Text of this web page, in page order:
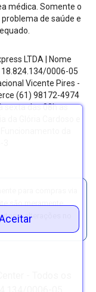
médica. Somente o
de saúde e
LTDA | Nome
18.824.134/0006-05
Vicente Pires -
(61) 98172-4974
sexta das 08h as
da Glória Cardoso e
da
para compras via
são meramente
a alterações no
- Todos os
0006-05